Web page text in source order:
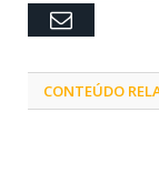
Email
CONTEÚDO